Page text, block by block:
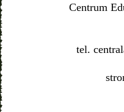
Centrum
tel.